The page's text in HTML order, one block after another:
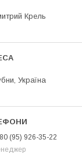
Крель
Україна
(95) 926-35-22